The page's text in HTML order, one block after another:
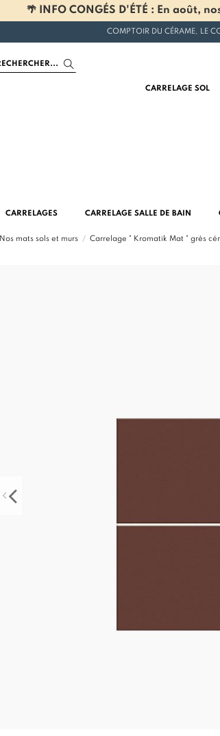
🌴 INFO CONGÉS D'ÉTÉ : En août,
COMPTOIR DU CÉRAME, LE
CARRELAGE SOL
CARRELAGES CARRELAGE SALLE DE BAIN
Nos mats sols et murs Carrelage " Kromatik Mat " grès